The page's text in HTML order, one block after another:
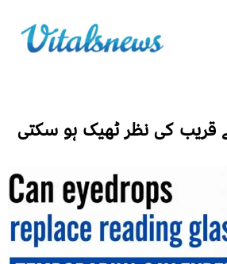
قریب کی نظر ٹھیک ہو سکتی